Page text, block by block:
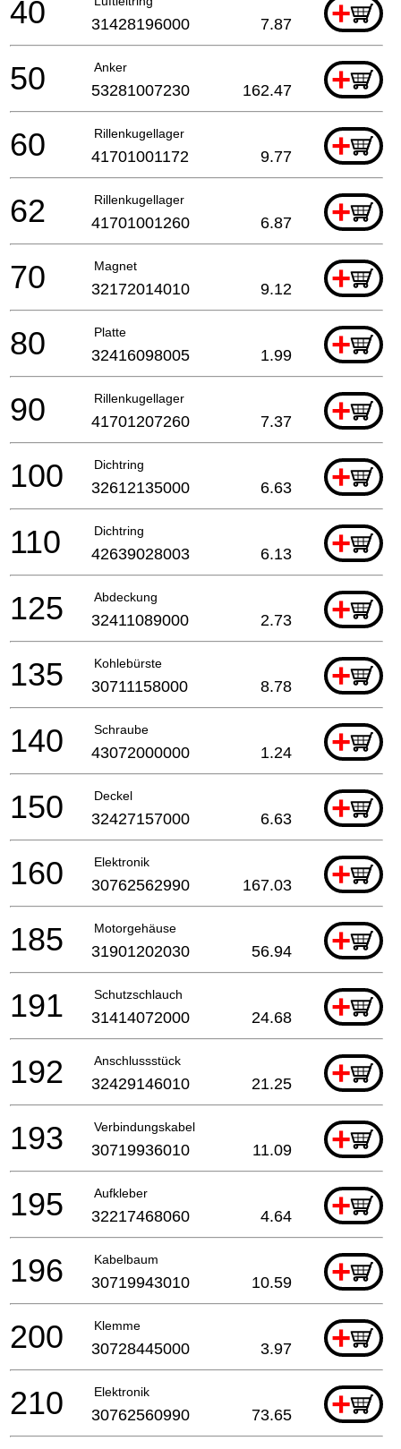
+
40 31428196000 7.87
Anker +
50 53281007230 162.47
Rillenkugellager +
60 41701001172 9.77
Rillenkugellager +
62 41701001260 6.87
Magnet +
70 32172014010 9.12
Platte +
80 32416098005 1.99
Rillenkugellager +
90 41701207260 7.37
Dichtring +
100 32612135000 6.63
Dichtring +
110 42639028003 6.13
Abdeckung +
125 32411089000 2.73
Kohlebürste +
135 30711158000 8.78
Schraube +
140 43072000000 1.24
Deckel +
150 32427157000 6.63
Elektronik +
160 30762562990 167.03
Motorgehäuse +
185 31901202030 56.94
Schutzschlauch +
191 31414072000 24.68
Anschlussstück +
192 32429146010 21.25
Verbindungskabel +
193 30719936010 11.09
Aufkleber +
195 32217468060 4.64
Kabelbaum +
196 30719943010 10.59
Klemme +
200 30728445000 3.97
Elektronik +
210 30762560990 73.65